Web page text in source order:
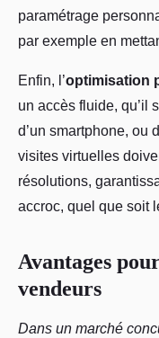
paramétrage
par exemple en
Enfin, l’optimisation
un accès fluide, qu’il
d’un smartphone, ou
visites virtuelles
résolutions,
accroc, quel que soit
Avantages
vendeurs
Dans un marché